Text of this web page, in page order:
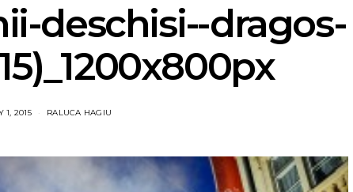
deschisi--dragos-
1, 2015 RALUCA HAGIU